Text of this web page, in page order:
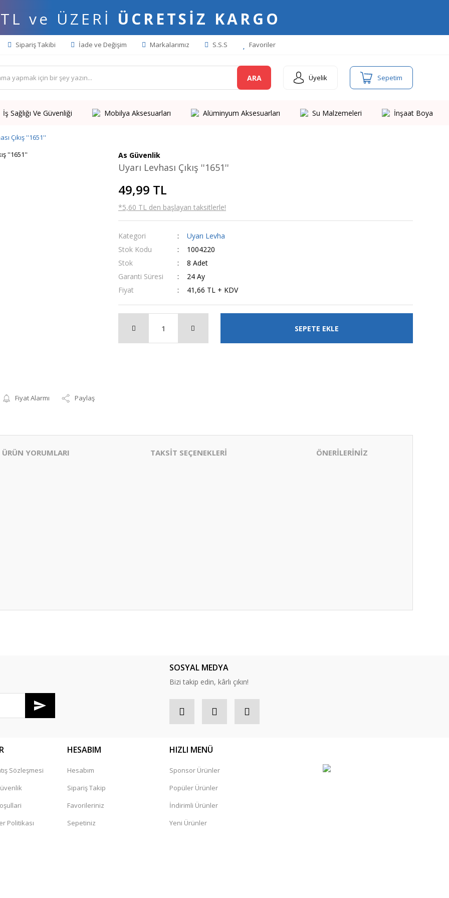
ve ÜZERİ ÜCRETSİZ KARGO
Sipariş Takibi İade ve Değişim Markalarımız S.S.S Favoriler
ARA Üyelik Sepetim
İş Sağlığı Ve Güvenliği Mobilya Aksesuarları Alüminyum Aksesuarları Su Malzemeleri İnşaat Boya
Çıkış ''1651''
Fiyat Alarmı Paylaş
As Güvenlik
Uyarı Levhası Çıkış ''1651''
49,99 TL
*5,60 TL den başlayan taksitlerle!
Kategori
Uyarı Levha
Stok Kodu
1004220
Stok
8 Adet
Garanti Süresi
24 Ay
Fiyat
41,66 TL + KDV
SEPETE EKLE
ÜRÜN YORUMLARI TAKSİT SEÇENEKLERİ ÖNERİLERİNİZ
SOSYAL MEDYA
Bizi takip edin, kârlı çıkın!
Sözleşmesi
Politikası
HESABIM
Hesabım
Sipariş Takip
Favorileriniz
Sepetiniz
HIZLI MENÜ
Sponsor Ürünler
Popüler Ürünler
İndirimli Ürünler
Yeni Ürünler